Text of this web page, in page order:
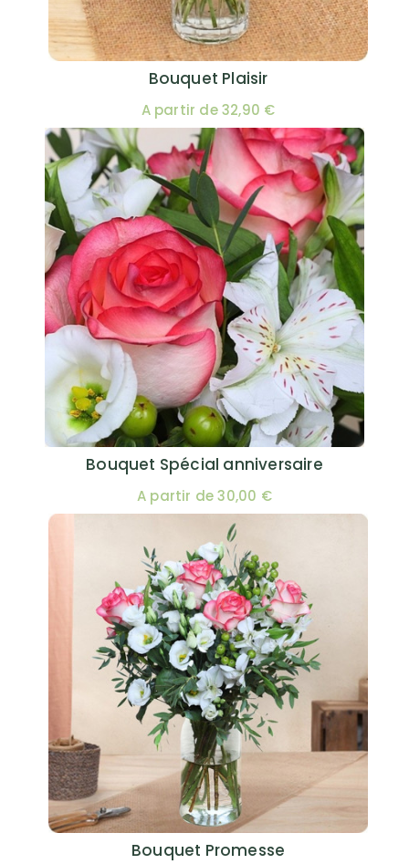
Bouquet Plaisir
A partir de 32,90 €
Bouquet Spécial anniversaire
A partir de 30,00 €
Bouquet Promesse